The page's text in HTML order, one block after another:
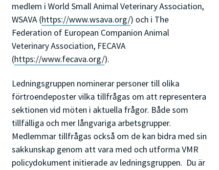
medlem i World Small Animal Veterinary Association,
WSAVA (https://www.wsava.org/) och i The
Federation of European Companion Animal
Veterinary Association, FECAVA
(https://www.fecava.org/).
Ledningsgruppen nominerar personer till olika
förtroendeposter vilka tillfrågas om att representera
sektionen vid möten i aktuella frågor. Både som
tillfälliga och mer långvariga arbetsgrupper.
Medlemmar tillfrågas också om de kan bidra med sin
sakkunskap genom att vara med och utforma VMR
policydokument initierade av ledningsgruppen. Du är